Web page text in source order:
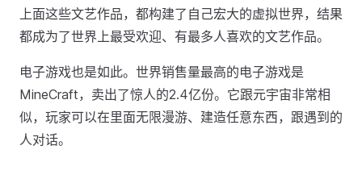
上面这些文艺作品，都构建了自己宏大的虚拟世界，结果
都成为了世界上最受欢迎、有最多人喜欢的文艺作品。
电子游戏也是如此。世界销售量最高的电子游戏是
MineCraft，卖出了惊人的2.4亿份。它跟元宇宙非常相
似，玩家可以在里面无限漫游、建造任意东西，跟遇到的
人对话。